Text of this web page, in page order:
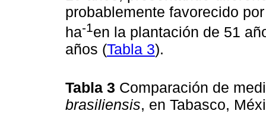
probablemente favorecido
ha-1en la plantación de 51
años (Tabla 3).
Tabla 3 Comparación de
brasiliensis, en Tabasco,